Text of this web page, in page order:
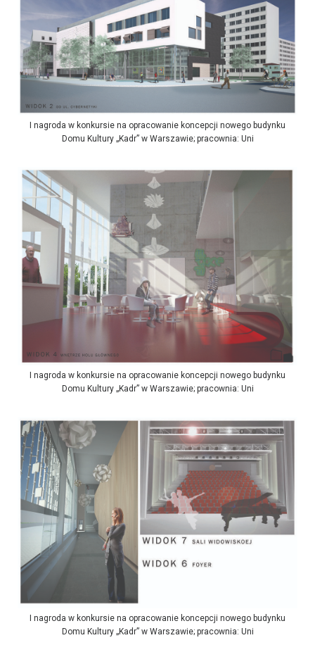
I nagroda w konkursie na opracowanie koncepcji nowego budynku
Domu Kultury „Kadr” w Warszawie; pracownia: Uni
I nagroda w konkursie na opracowanie koncepcji nowego budynku
Domu Kultury „Kadr” w Warszawie; pracownia: Uni
I nagroda w konkursie na opracowanie koncepcji nowego budynku
Domu Kultury „Kadr” w Warszawie; pracownia: Uni